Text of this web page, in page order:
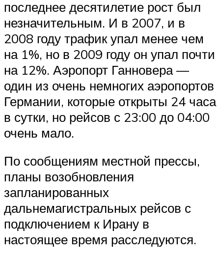
последнее десятилетие рост был
незначительным. И в 2007, и в
2008 году трафик упал менее чем
на 1%, но в 2009 году он упал почти
на 12%. Аэропорт Ганновера —
один из очень немногих аэропортов
Германии, которые открыты 24 часа
в сутки, но рейсов с 23:00 до 04:00
очень мало.
По сообщениям местной прессы,
планы возобновления
запланированных
дальнемагистральных рейсов с
подключением к Ирану в
настоящее время расследуются.